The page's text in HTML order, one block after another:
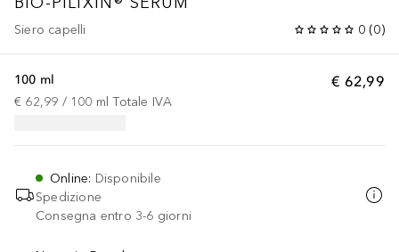
Siero capelli 0 (0)
€ 62,99
100 ml
€ 62,99 / 100 ml Totale IVA
Online: Disponibile
Spedizione
Consegna entro 3-6 giorni